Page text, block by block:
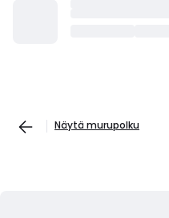
Näytä murupolku